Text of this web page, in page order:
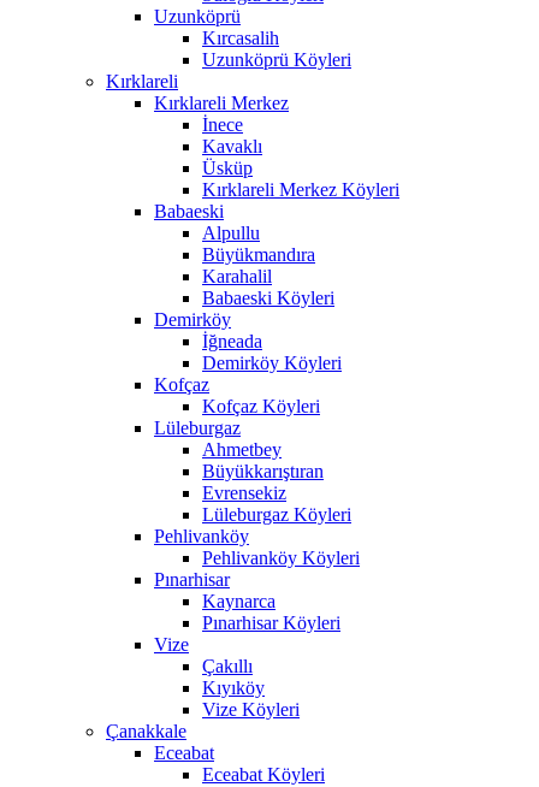
Uzunköprü
Kırcasalih
Uzunköprü Köyleri
Kırklareli
Kırklareli Merkez
İnece
Kavaklı
Üsküp
Kırklareli Merkez Köyleri
Babaeski
Alpullu
Büyükmandıra
Karahalil
Babaeski Köyleri
Demirköy
İğneada
Demirköy Köyleri
Kofçaz
Kofçaz Köyleri
Lüleburgaz
Ahmetbey
Büyükkarıştıran
Evrensekiz
Lüleburgaz Köyleri
Pehlivanköy
Pehlivanköy Köyleri
Pınarhisar
Kaynarca
Pınarhisar Köyleri
Vize
Çakıllı
Kıyıköy
Vize Köyleri
Çanakkale
Eceabat
Eceabat Köyleri